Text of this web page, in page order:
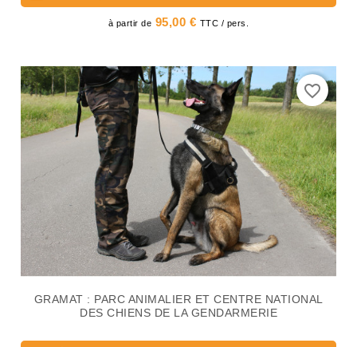
Prix
à partir de 95,00 € TTC / pers.
GRAMAT : PARC ANIMALIER ET CENTRE NATIONAL
DES CHIENS DE LA GENDARMERIE
favorite_border